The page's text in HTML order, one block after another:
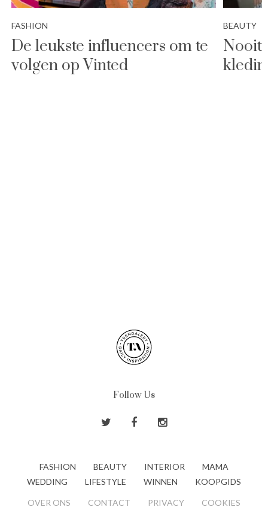
FASHION
De leukste influencers om te
volgen op Vinted
BEAUTY
Nooit
Follow Us
FASHION BEAUTY INTERIOR
MAMA
WEDDING
LIFESTYLE WINNEN KOOPGIDS
OVER ONS CONTACT PRIVACY COOKIES